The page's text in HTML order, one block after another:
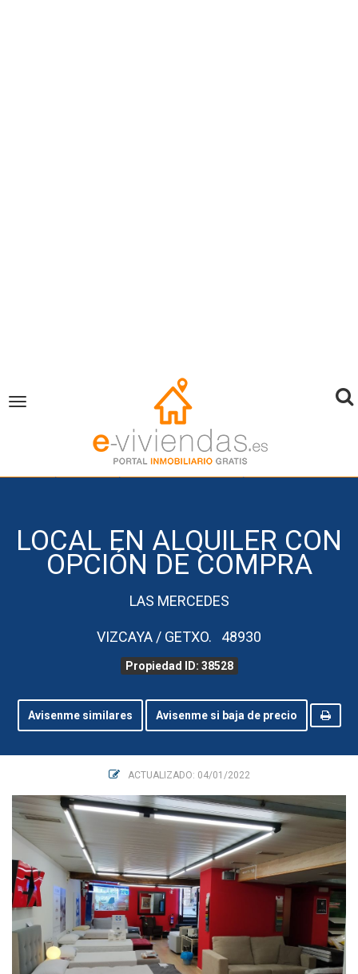
Toggle
Local en Alquiler con Opción de Compra
Propiedad ID 38528
LOCAL EN ALQUILER CON
OPCIÓN DE COMPRA
LAS MERCEDES
VIZCAYA / GETXO. 48930
Propiedad ID: 38528
Avisenme similares Avisenme si baja de precio
ACTUALIZADO: 04/01/2022